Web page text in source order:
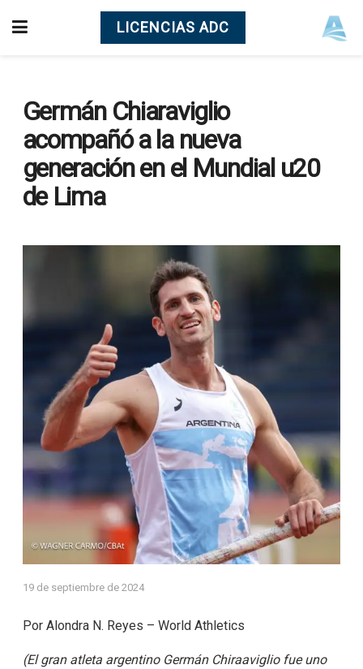
LICENCIAS ADC
Germán Chiaraviglio
acompañó a la nueva
generación en el Mundial u20
de Lima
19 de septiembre de 2024
Por Alondra N. Reyes – World Athletics
(El gran atleta argentino Germán Chiraaviglio fue uno